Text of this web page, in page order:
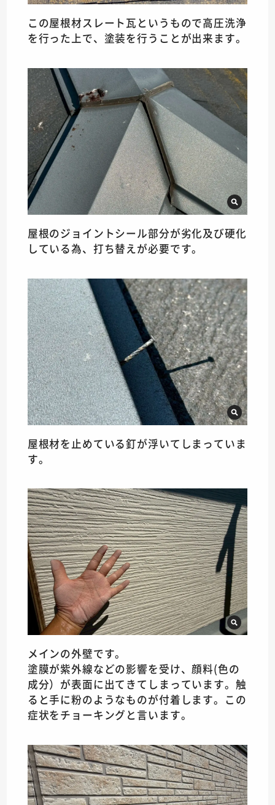
この屋根材スレート瓦というもので高圧洗浄
を行った上で、塗装を行うことが出来ます。
屋根のジョイントシール部分が劣化及び硬化
している為、打ち替えが必要です。
屋根材を止めている釘が浮いてしまっていま
す。
メインの外壁です。
塗膜が紫外線などの影響を受け、顔料(色の
成分）が表面に出てきてしまっています。触
ると手に粉のようなものが付着します。この
症状をチョーキングと言います。